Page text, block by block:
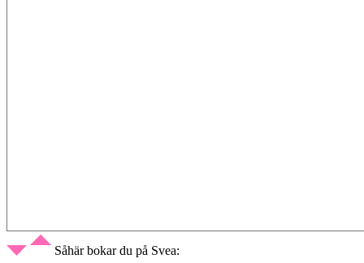
Såhär bokar du på Svea: